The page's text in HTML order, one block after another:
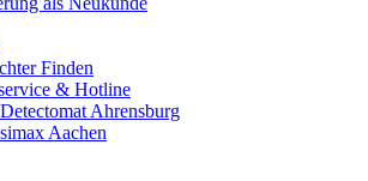
Finden
& Hotline
Ahrensburg
Aachen